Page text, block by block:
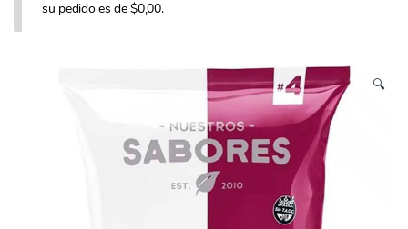
su pedido es de $0,00.
🔍